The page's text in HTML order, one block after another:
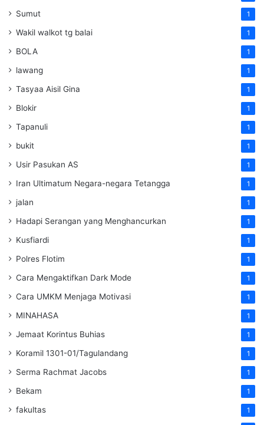
Sumut 1
Wakil walkot tg balai 1
BOLA 1
lawang 1
Tasyaa Aisil Gina 1
Blokir 1
Tapanuli 1
bukit 1
Usir Pasukan AS 1
Iran Ultimatum Negara-negara Tetangga 1
jalan 1
Hadapi Serangan yang Menghancurkan 1
Kusfiardi 1
Polres Flotim 1
Cara Mengaktifkan Dark Mode 1
Cara UMKM Menjaga Motivasi 1
MINAHASA 1
Jemaat Korintus Buhias 1
Koramil 1301-01/Tagulandang 1
Serma Rachmat Jacobs 1
Bekam 1
fakultas 1